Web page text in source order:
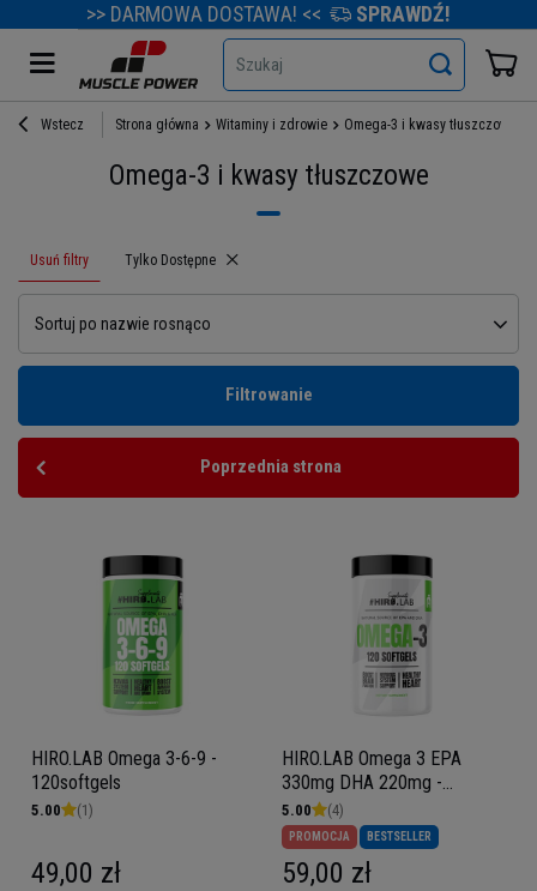
>> DARMOWA DOSTAWA! << SPRAWDŹ!
Szukaj
Wstecz Strona główna Witaminy i zdrowie Omega-3 i kwasy tłuszczowe
Omega-3 i kwasy tłuszczowe
Usuń filtry Usuń filtr
Tylko Dostępne
Sortuj po nazwie rosnąco
Filtrowanie
Poprzednia strona
HIRO.LAB Omega 3-6-9 -
120softgels
5.00 (1)
49,00 zł
HIRO.LAB Omega 3 EPA
330mg DHA 220mg -
120softgels
5.00 (4)
PROMOCJA BESTSELLER
59,00 zł